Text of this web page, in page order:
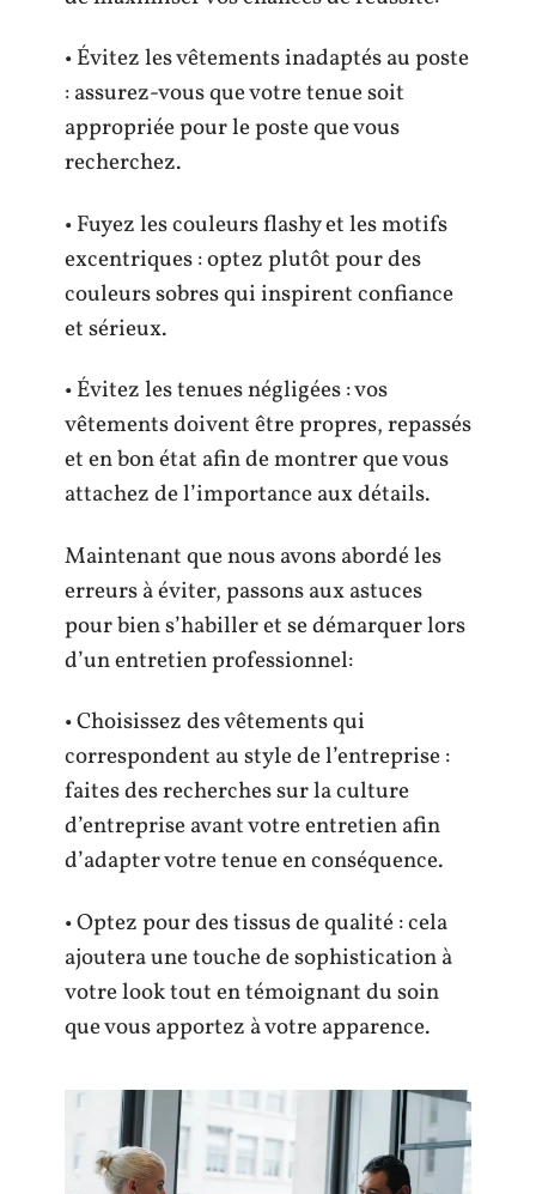
• Évitez les vêtements inadaptés au poste
: assurez-vous que votre tenue soit
appropriée pour le poste que vous
recherchez.
• Fuyez les couleurs flashy et les motifs
excentriques : optez plutôt pour des
couleurs sobres qui inspirent confiance
et sérieux.
• Évitez les tenues négligées : vos
vêtements doivent être propres, repassés
et en bon état afin de montrer que vous
attachez de l’importance aux détails.
Maintenant que nous avons abordé les
erreurs à éviter, passons aux astuces
pour bien s’habiller et se démarquer lors
d’un entretien professionnel:
• Choisissez des vêtements qui
correspondent au style de l’entreprise :
faites des recherches sur la culture
d’entreprise avant votre entretien afin
d’adapter votre tenue en conséquence.
• Optez pour des tissus de qualité : cela
ajoutera une touche de sophistication à
votre look tout en témoignant du soin
que vous apportez à votre apparence.